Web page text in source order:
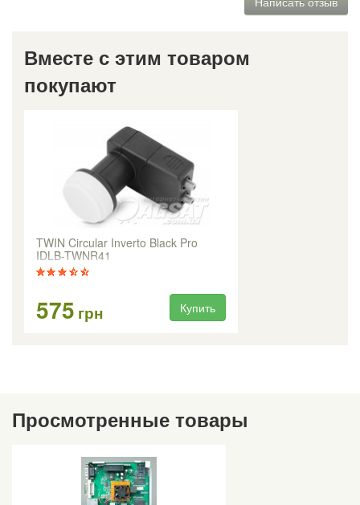
Вместе с этим товаром
покупают
TWIN Circular Inverto Black Pro
IDLB-TWNR41
575 грн Купить
Просмотренные товары